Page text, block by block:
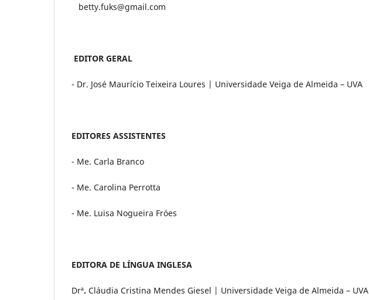
betty.fuks@gmail.com
EDITOR GERAL
- Dr. José Maurício Teixeira Loures | Universidade Veiga de Almeida – UVA
EDITORES ASSISTENTES
- Me. Carla Branco
- Me. Carolina Perrotta
- Me. Luisa Nogueira Fróes
EDITORA DE LÍNGUA INGLESA
Drª. Cláudia Cristina Mendes Giesel | Universidade Veiga de Almeida – UVA